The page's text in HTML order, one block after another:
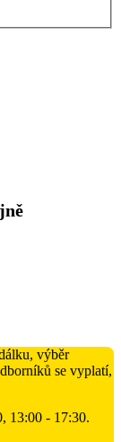
výběr
se vyplatí,
13:00 - 17:30.